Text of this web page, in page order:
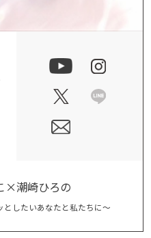
×潮崎ひろの
としたいあなたと私たちに〜